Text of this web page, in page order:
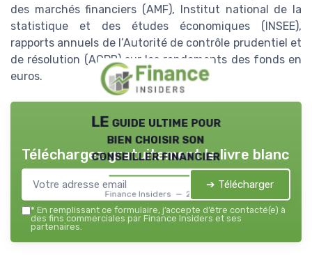
des marchés financiers (AMF), Institut national de la
statistique et des études économiques (INSEE),
rapports annuels de l’Autorité de contrôle prudentiel et
de résolution (ACPR) sur les rendements des fonds en
euros.
LE guide ultime pour
bien choisir son
conseiller financier
Finance Insiders — 2026
Téléchargez gratuitement le livre blanc
➔ Télécharger
* En remplissant ce formulaire, j’accepte d’être contacté(e) à
des fins commerciales par Finance Insiders et ses
partenaires.